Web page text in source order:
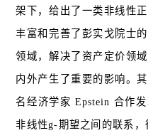
架下，给出了一类非线性
丰富和完善了彭实戈院士
领域，解决了资产定价领
内外产生了重要的影响。
名经济学家 Epstein 合作
非线性g-期望之间的联系